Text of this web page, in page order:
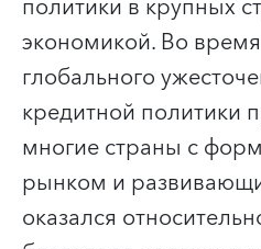
экономикой. Во
глобального
кредитной политики
многие страны с
рынком и
оказался